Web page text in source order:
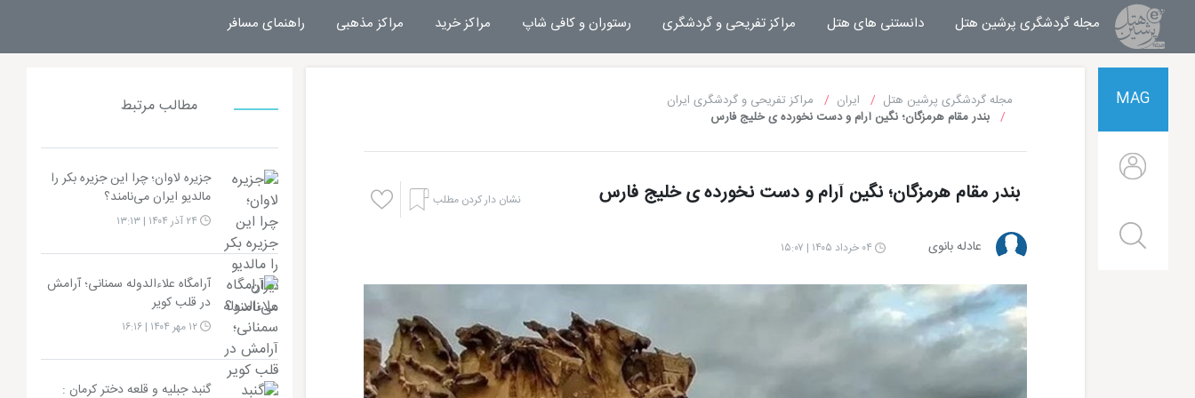
مجله گردشگری پرشین هتل مجله خبری پرشین هتل
دانستنی های هتل مراکز تفریحی و گردشگری رستوران و کافی شاپ مراکز خرید مراکز مذهبی راهنمای مسافر
MAG مجله گردشگری پرشین هتل ایران
مراکز تفریحی و گردشگری ایران
بندر مقام هرمزگان؛ نگین آرام و دست نخورده ی خلیج فارس
بندر مقام هرمزگان؛ نگین آرام و دست نخورده ی خلیج فارس نشان دار کردن مطلب
عادله بانوی ۰۴ خرداد ۱۴۰۵ | ۱۵:۰۷
مطالب مرتبط
جزیره لاوان؛ چرا این جزیره بکر را
مالدیو ایران می‌نامند؟
آرامگاه علاءالدوله سمنانی؛ آرامش
در قلب کویر
۱۲ مهر ۱۴۰۴ | ۱۶:۱۶
گنبد جبلیه و قلعه دختر کرمان :